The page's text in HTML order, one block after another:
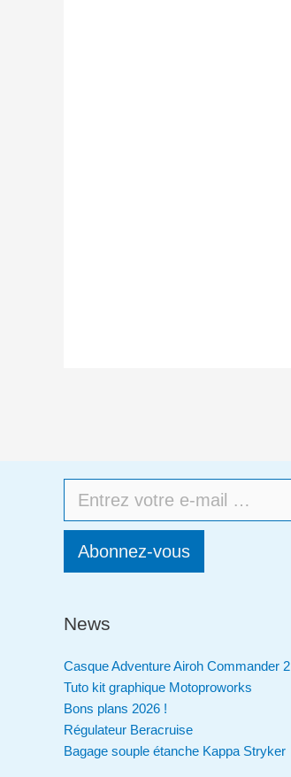
Abonnez-vous
News
Casque Adventure Airoh Commander 2
Tuto kit graphique Motoproworks
Bons plans 2026 !
Régulateur Beracruise
Bagage souple étanche Kappa Stryker